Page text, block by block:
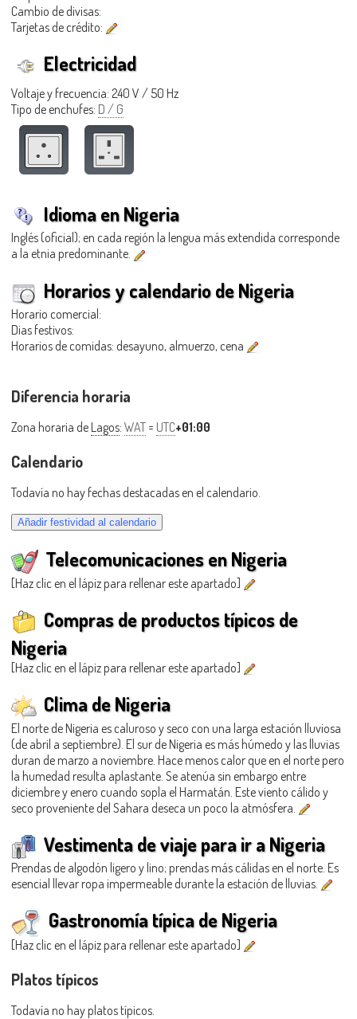
Cambio de divisas:
Tarjetas de crédito:
Electricidad
Voltaje y frecuencia: 240 V / 50 Hz
Tipo de enchufes: D / G
Idioma en Nigeria
Inglés (oficial); en cada región la lengua más extendida corresponde
a la etnia predominante.
Horarios y calendario de Nigeria
Horario comercial:
Dias festivos:
Horarios de comidas: desayuno, almuerzo, cena
Diferencia horaria
Zona horaria de Lagos: WAT = UTC+01:00
Calendario
Todavía no hay fechas destacadas en el calendario.
Telecomunicaciones en Nigeria
[Haz clic en el lápiz para rellenar este apartado]
Compras de productos típicos de
Nigeria
[Haz clic en el lápiz para rellenar este apartado]
Clima de Nigeria
El norte de Nigeria es caluroso y seco con una larga estación lluviosa
(de abril a septiembre). El sur de Nigeria es más húmedo y las lluvias
duran de marzo a noviembre. Hace menos calor que en el norte pero
la humedad resulta aplastante. Se atenúa sin embargo entre
diciembre y enero cuando sopla el Harmatán. Este viento cálido y
seco proveniente del Sahara deseca un poco la atmósfera.
Vestimenta de viaje para ir a Nigeria
Prendas de algodón ligero y lino; prendas más cálidas en el norte. Es
esencial llevar ropa impermeable durante la estación de lluvias.
Gastronomía típica de Nigeria
[Haz clic en el lápiz para rellenar este apartado]
Platos típicos
Todavía no hay platos típicos.